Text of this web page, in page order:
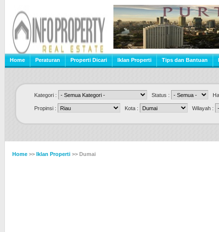
Home Peraturan Properti Dicari Iklan Properti Tips dan Bantuan
Kategori : Status :
Propinsi : Kota : Wilayah :
Home >> Iklan Properti >> Dumai